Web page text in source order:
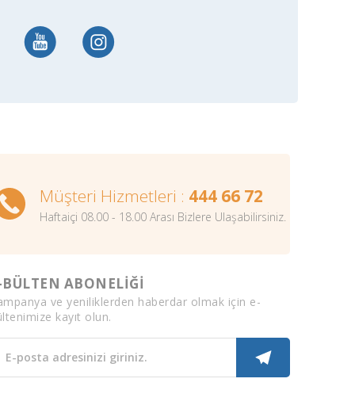
Müşteri Hizmetleri : 444 66 72
Haftaiçi 08.00 - 18.00 Arası Bizlere Ulaşabilirsiniz.
BÜLTEN ABONELİĞİ
ve yeniliklerden haberdar olmak için e-
kayıt olun.